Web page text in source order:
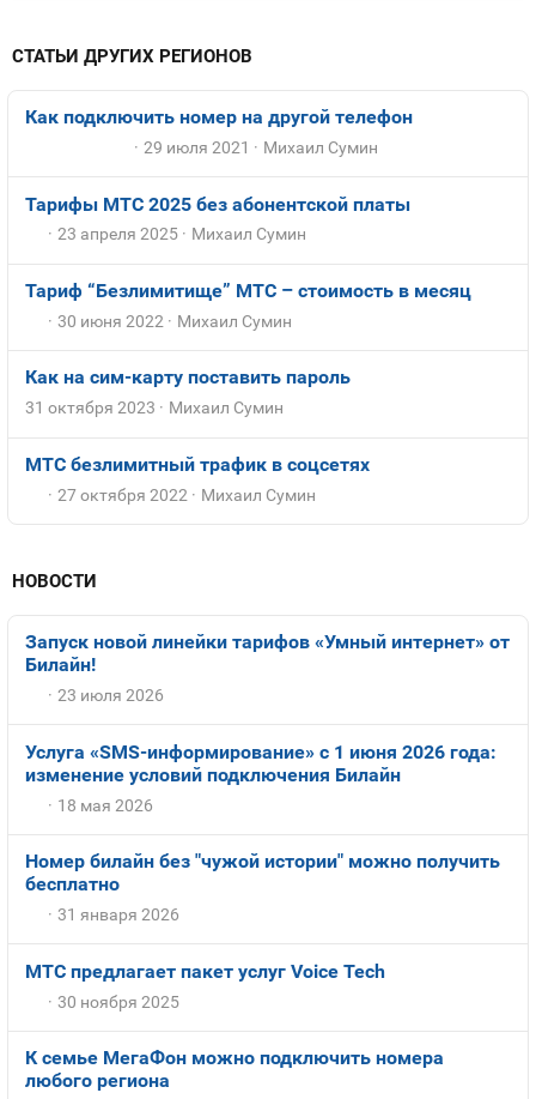
СТАТЬИ ДРУГИХ РЕГИОНОВ
Как подключить номер на другой телефон
29 июля 2021 Михаил Сумин
Тарифы МТС 2025 без абонентской платы
23 апреля 2025 Михаил Сумин
Тариф “Безлимитище” МТС – стоимость в месяц
30 июня 2022 Михаил Сумин
Как на сим-карту поставить пароль
31 октября 2023 Михаил Сумин
МТС безлимитный трафик в соцсетях
27 октября 2022 Михаил Сумин
НОВОСТИ
Запуск новой линейки тарифов «Умный интернет» от
Билайн!
23 июля 2026
Услуга «SMS-информирование» с 1 июня 2026 года:
изменение условий подключения Билайн
18 мая 2026
Номер билайн без "чужой истории" можно получить
бесплатно
31 января 2026
МТС предлагает пакет услуг Voice Tech
30 ноября 2025
К семье МегаФон можно подключить номера
любого региона